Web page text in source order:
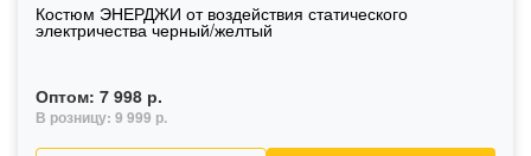
Костюм ЭНЕРДЖИ от воздействия статического
электричества черный/желтый
Оптом: 7 998 р.
В розницу: 9 999 р.